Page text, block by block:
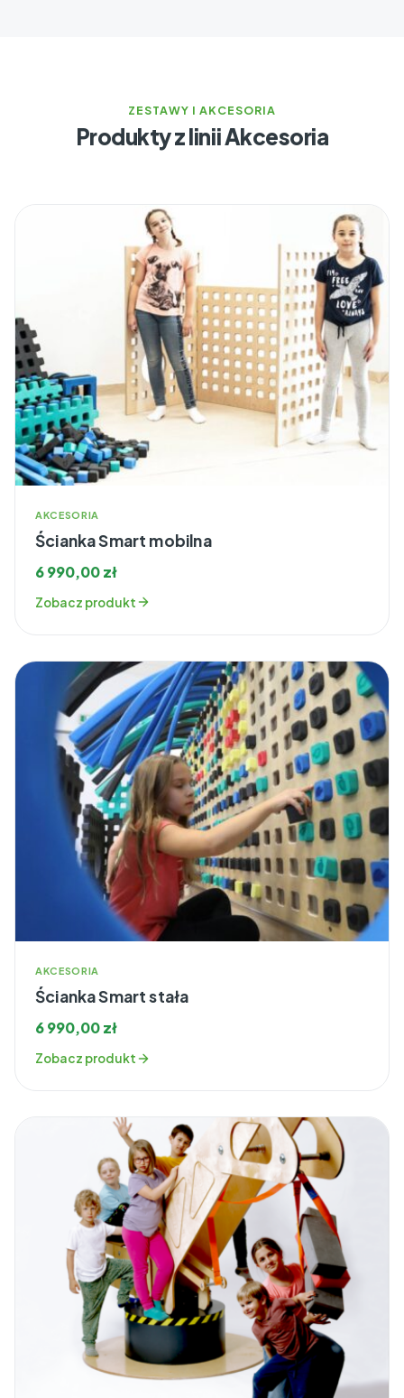
ZESTAWY I AKCESORIA
Produkty z linii Akcesoria
AKCESORIA
Ścianka Smart mobilna
6 990,00zł
Zobacz produkt
AKCESORIA
Ścianka Smart stała
6 990,00zł
Zobacz produkt